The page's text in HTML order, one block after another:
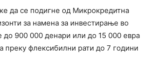
да се подигне од Микрокредитна
за намена за инвестирање во
до 900 000 денари или до 15 000 евра
преку флексибилни рати до 7 години